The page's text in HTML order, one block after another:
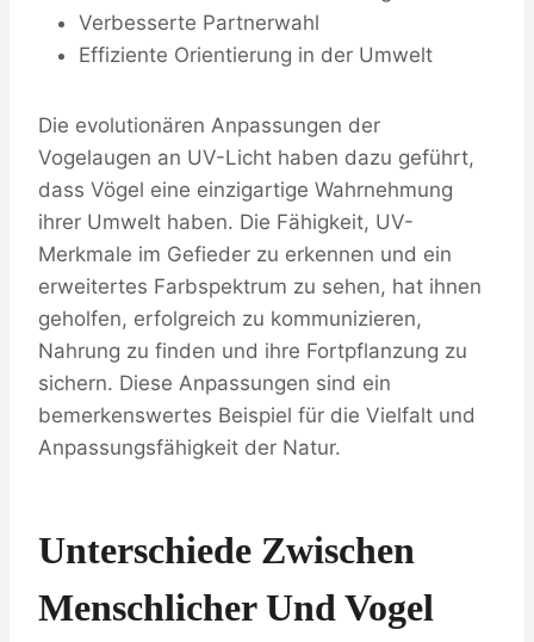
Verbesserte Partnerwahl
Effiziente Orientierung in der Umwelt
Die evolutionären Anpassungen der
Vogelaugen an UV-Licht haben dazu geführt,
dass Vögel eine einzigartige Wahrnehmung
ihrer Umwelt haben. Die Fähigkeit, UV-
Merkmale im Gefieder zu erkennen und ein
erweitertes Farbspektrum zu sehen, hat ihnen
geholfen, erfolgreich zu kommunizieren,
Nahrung zu finden und ihre Fortpflanzung zu
sichern. Diese Anpassungen sind ein
bemerkenswertes Beispiel für die Vielfalt und
Anpassungsfähigkeit der Natur.
Unterschiede Zwischen
Menschlicher Und Vogel